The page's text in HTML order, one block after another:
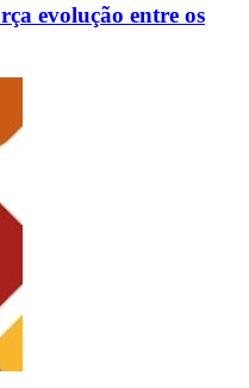
evolução entre os